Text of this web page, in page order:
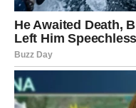
incidentu. Na dan
obavijestili da su
u dvoranu i snimati I
koverte odmah i
krvni tlak je skočio do
koji još uvijek osjeća